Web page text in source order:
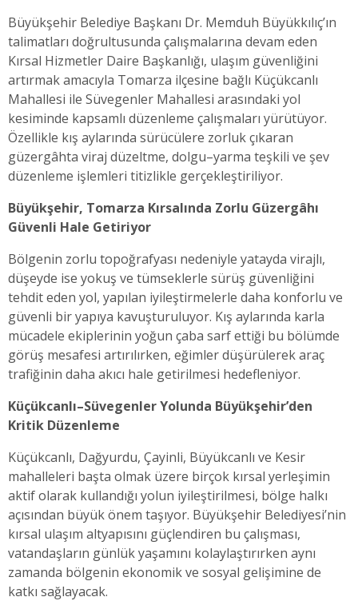
Büyükşehir Belediye Başkanı Dr. Memduh Büyükkılıç’ın
talimatları doğrultusunda çalışmalarına devam eden
Kırsal Hizmetler Daire Başkanlığı, ulaşım güvenliğini
artırmak amacıyla Tomarza ilçesine bağlı Küçükcanlı
Mahallesi ile Süvegenler Mahallesi arasındaki yol
kesiminde kapsamlı düzenleme çalışmaları yürütüyor.
Özellikle kış aylarında sürücülere zorluk çıkaran
güzergâhta viraj düzeltme, dolgu–yarma teşkili ve şev
düzenleme işlemleri titizlikle gerçekleştiriliyor.
Büyükşehir, Tomarza Kırsalında Zorlu Güzergâhı
Güvenli Hale Getiriyor
Bölgenin zorlu topoğrafyası nedeniyle yatayda virajlı,
düşeyde ise yokuş ve tümseklerle sürüş güvenliğini
tehdit eden yol, yapılan iyileştirmelerle daha konforlu ve
güvenli bir yapıya kavuşturuluyor. Kış aylarında karla
mücadele ekiplerinin yoğun çaba sarf ettiği bu bölümde
görüş mesafesi artırılırken, eğimler düşürülerek araç
trafiğinin daha akıcı hale getirilmesi hedefleniyor.
Küçükcanlı–Süvegenler Yolunda Büyükşehir’den
Kritik Düzenleme
Küçükcanlı, Dağyurdu, Çayinli, Büyükcanlı ve Kesir
mahalleleri başta olmak üzere birçok kırsal yerleşimin
aktif olarak kullandığı yolun iyileştirilmesi, bölge halkı
açısından büyük önem taşıyor. Büyükşehir Belediyesi’nin
kırsal ulaşım altyapısını güçlendiren bu çalışması,
vatandaşların günlük yaşamını kolaylaştırırken aynı
zamanda bölgenin ekonomik ve sosyal gelişimine de
katkı sağlayacak.